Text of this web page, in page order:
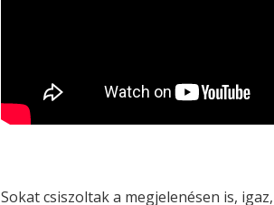
Sokat csiszoltak a megjelenésen is,